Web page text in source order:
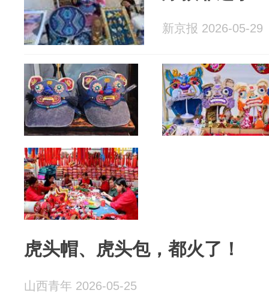
新京报 2026-05-29
虎头帽、虎头包，都火了！
山西青年 2026-05-25